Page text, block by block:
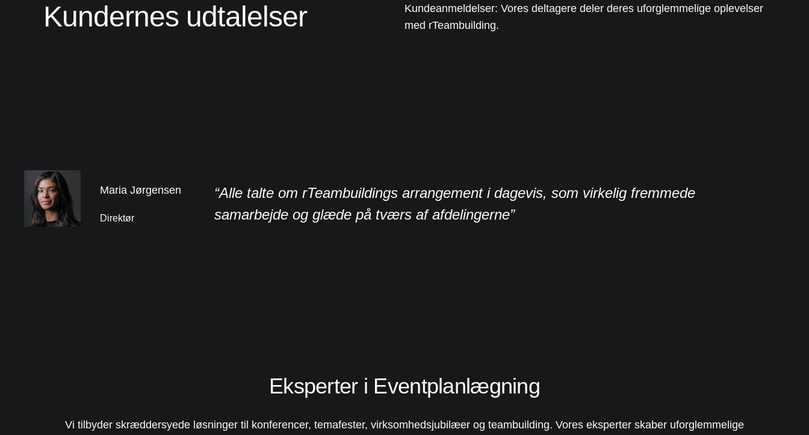
Kundernes udtalelser
Kundeanmeldelser: Vores deltagere deler deres uforglemmelige oplevelser
med rTeambuilding.
Maria Jørgensen
Direktør
“Alle talte om rTeambuildings arrangement i dagevis, som virkelig fremmede
samarbejde og glæde på tværs af afdelingerne”
Eksperter i Eventplanlægning
Vi tilbyder skræddersyede løsninger til konferencer, temafester, virksomhedsjubilæer og teambuilding. Vores eksperter skaber uforglemmelige